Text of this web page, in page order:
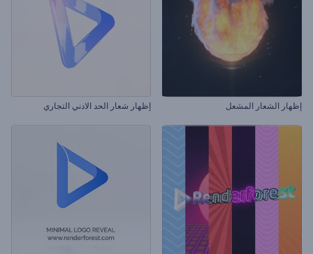
إظهار الشعار المشعل إظهار شعار الحد الادني التجاري